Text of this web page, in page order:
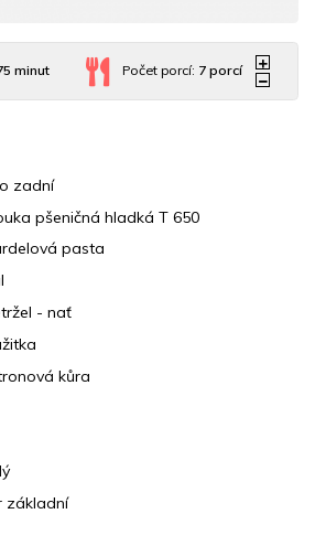
minut Počet porcí: 7 porcí
zadní
pšeničná hladká T 650
pasta
- nať
kůra
základní